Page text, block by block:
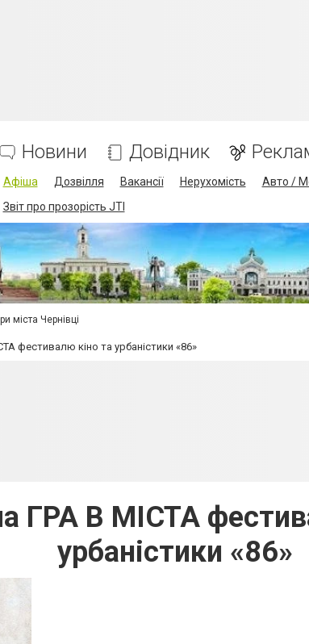
Новини Довідник
Афіша Дозвілля Вакансії Нерухомість Авто /
Звіт про прозорість JTI
міста Чернівці
фестивалю кіно та урбаністики «86»
ГРА В МІСТА
урбаністики «86»